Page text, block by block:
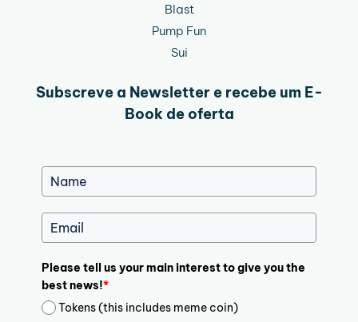
Blast
Pump Fun
Sui
Subscreve a Newsletter e recebe um E-
Book de oferta
Please tell us your main interest to give you the
best news!*
Tokens (this includes meme coin)